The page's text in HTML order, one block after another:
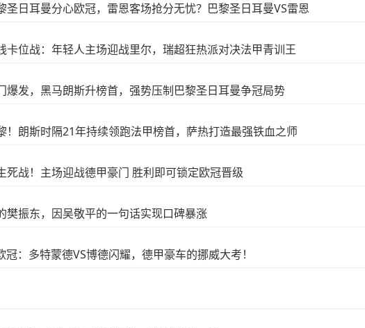
圣日耳曼分心欧冠，雷恩客场抢分无忧？巴黎圣日耳曼VS雷恩
卡位战：年轻人主场迎战里尔，瑞超狂热派对决法甲青训王
爆发，黑马朗斯升榜首，强势压制巴黎圣日耳曼争冠局势
！朗斯时隔21年持续领跑法甲榜首，萨热打造最强铁血之师
死战！主场迎战德甲豪门 胜利即可锁定欧冠晋级
樊振东，因吴敬平的一句话实现口碑暴涨
冠：多特蒙德VS博德闪耀，德甲豪车的挪威大考！